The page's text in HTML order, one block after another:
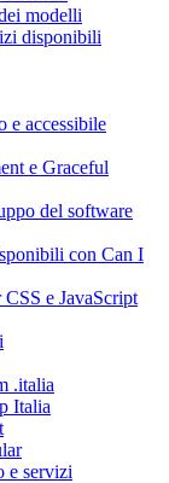
modelli
disponibili
e accessibile
e Graceful
del software
con Can I
e JavaScript
.italia
Italia
e servizi